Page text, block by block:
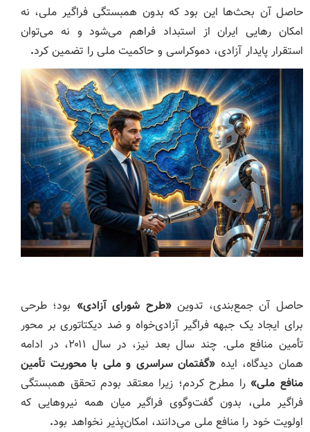
حاصل آن بحث‌ها این بود که بدون همبستگی فراگیر ملی، نه
امکان رهایی ایران از استبداد فراهم می‌شود و نه می‌توان
استقرار پایدار آزادی، دموکراسی و حاکمیت ملی را تضمین کرد.
حاصل آن جمع‌بندی، تدوین «طرح شورای آزادی» بود؛ طرحی
برای ایجاد یک جبهه فراگیر آزادی‌خواه و ضد دیکتاتوری بر محور
تأمین منافع ملی. چند سال بعد نیز، در سال ۲۰۱۱، در ادامه
همان دیدگاه، ایده «گفتمان سراسری و ملی با محوریت تأمین
منافع ملی» را مطرح کردم؛ زیرا معتقد بودم تحقق همبستگی
فراگیر ملی، بدون گفت‌وگوی فراگیر میان همه نیروهایی که
اولویت خود را منافع ملی می‌دانند، امکان‌پذیر نخواهد بود.